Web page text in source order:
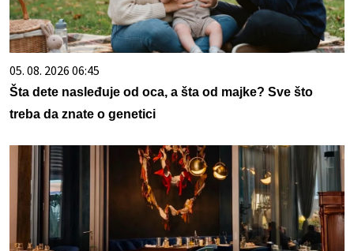
05. 08. 2026 06:45
Šta dete nasleđuje od oca, a šta od majke? Sve što
treba da znate o genetici